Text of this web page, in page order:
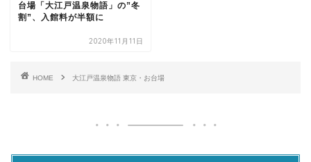
台場「大江戸温泉物語」の”冬
割”、入館料が半額に
2020年11月11日
HOME 大江戸温泉物語 東京・お台場